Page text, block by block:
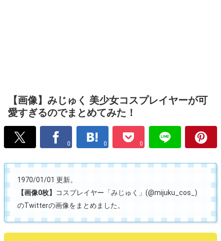
【画像】みじゅく 美少女コスプレイヤーが可
愛すぎるのでまとめてみた！
0 0 0
1970/01/01 更新。
【画像0枚】
コスプレイヤー「みじゅく」(@mijuku_cos_)
のTwitterの画像をまとめました。